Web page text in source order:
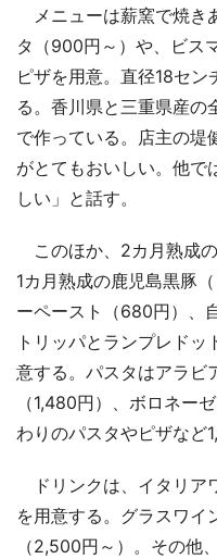
メニューは薪窯で焼き
タ（900円～）や、ビス
ピザを用意。直径18セ
る。香川県と三重県産の
で作っている。店主の堤
がとてもおいしい。他で
しい」と話す。
このほか、2カ月熟成の
1カ月熟成の鹿児島黒豚
ーペースト（680円）、
トリッパとランプレド
意する。パスタはアラビ
（1,480円）、ボロネー
わりのパスタやピザなど
ドリンクは、イタリア
を用意する。グラスワ
（2,500円～）。その他